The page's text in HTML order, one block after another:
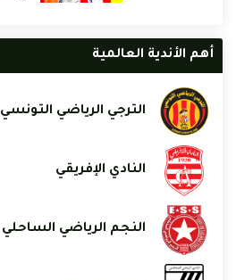
أهم الأندية العالمية
الترجي الرياضي التونسي
النادي الإفريقي
النجم الرياضي الساحلي